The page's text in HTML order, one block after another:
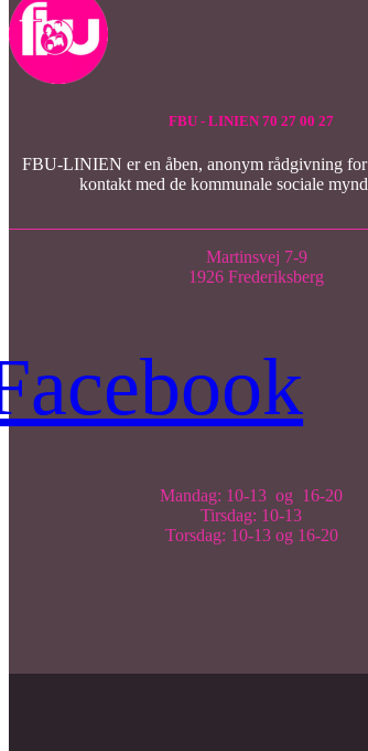
FBU - LINIEN 70 27 00 27
FBU-LINIEN er en åben, anonym rådgivning
kontakt med de kommunale sociale
Martinsvej 7-9
1926 Frederiksberg
Mandag: 10-13 og 16-20
Tirsdag: 10-13
Torsdag: 10-13 og 16-20